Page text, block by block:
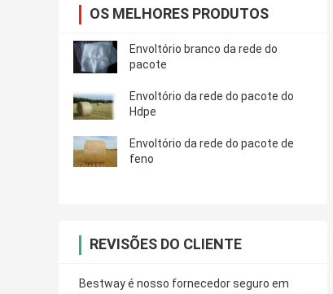
OS MELHORES PRODUTOS
Envoltório branco da rede do
pacote
Envoltório da rede do pacote do
Hdpe
Envoltório da rede do pacote de
feno
REVISÕES DO CLIENTE
Bestway é nosso fornecedor seguro em